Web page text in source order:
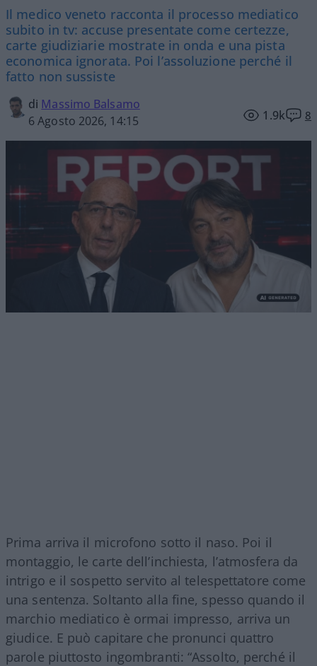
Il medico veneto racconta il processo mediatico
subito in tv: accuse presentate come certezze,
carte giudiziarie mostrate in onda e una pista
economica ignorata. Poi l’assoluzione perché il
fatto non sussiste
di Massimo Balsamo
6 Agosto 2026, 14:15
1.9k 8
Prima arriva il microfono sotto il naso. Poi il
montaggio, le carte dell’inchiesta, l’atmosfera da
intrigo e il sospetto servito al telespettatore come
una sentenza. Soltanto alla fine, spesso quando il
marchio mediatico è ormai impresso, arriva un
giudice. E può capitare che pronunci quattro
parole piuttosto ingombranti: “Assolto, perché il